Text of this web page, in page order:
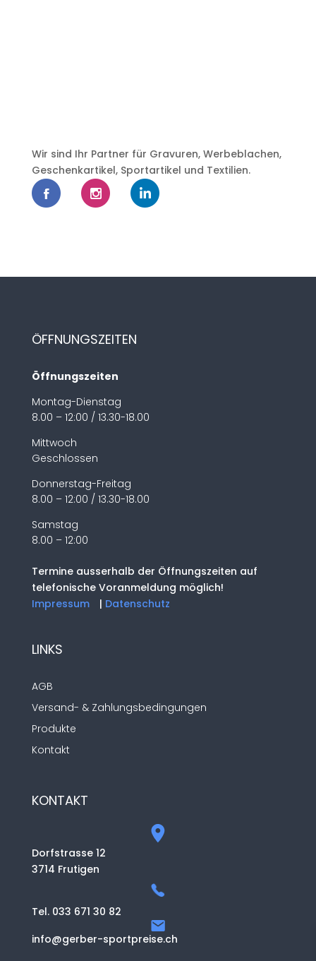
Wir sind Ihr Partner für Gravuren, Werbeblachen,
Geschenkartikel, Sportartikel und Textilien.
ÖFFNUNGSZEITEN
Öffnungszeiten
Montag-Dienstag
8.00 – 12:00 / 13.30-18.00
Mittwoch
Geschlossen
Donnerstag-Freitag
8.00 – 12:00 / 13.30-18.00
Samstag
8.00 – 12:00
Termine ausserhalb der Öffnungszeiten auf
telefonische Voranmeldung möglich!
Impressum
| Datenschutz
LINKS
AGB
Versand- & Zahlungsbedingungen
Produkte
Kontakt
KONTAKT
Dorfstrasse 12
3714 Frutigen
Tel. 033 671 30 82
info@gerber-sportpreise.ch